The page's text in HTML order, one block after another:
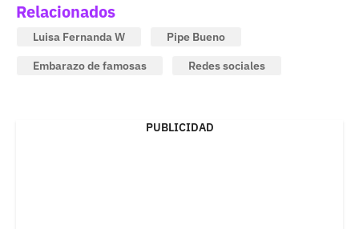
Relacionados
Luisa Fernanda W
Pipe Bueno
Embarazo de famosas
Redes sociales
PUBLICIDAD